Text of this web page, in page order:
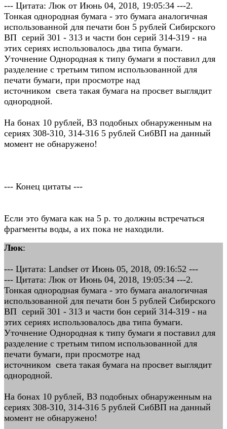
--- Цитата: Люк от Июнь 04, 2018, 19:05:34 ---2.
Тонкая однородная бумага - это бумага аналогичная
использованной для печати бон 5 рублей Сибирского
ВП серий 301 - 313 и части бон серий 314-319 - на
этих сериях использовалось два типа бумаги.
Уточнение Однородная к типу бумаги я поставил для
разделение с третьим типом использованной для
печати бумаги, при просмотре над
источником света такая бумага на просвет выглядит
однородной.
На бонах 10 рублей, ВЗ подобных обнаруженным на
сериях 308-310, 314-316 5 рублей СибВП на данный
момент не обнаружено!
--- Конец цитаты ---
Если это бумага как на 5 р. то должны встречаться
фрагменты воды, а их пока не находили.
Люк:
--- Цитата: Landser от Июнь 05, 2018, 09:16:52 ---
--- Цитата: Люк от Июнь 04, 2018, 19:05:34 ---2.
Тонкая однородная бумага - это бумага аналогичная
использованной для печати бон 5 рублей Сибирского
ВП серий 301 - 313 и части бон серий 314-319 - на
этих сериях использовалось два типа бумаги.
Уточнение Однородная к типу бумаги я поставил для
разделение с третьим типом использованной для
печати бумаги, при просмотре над
источником света такая бумага на просвет выглядит
однородной.
На бонах 10 рублей, ВЗ подобных обнаруженным на
сериях 308-310, 314-316 5 рублей СибВП на данный
момент не обнаружено!